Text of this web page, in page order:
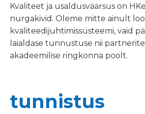
Kvaliteet ja usaldusväärsus on
nurgakivid. Oleme mitte ainult
kvaliteedijuhtimissüsteemi, vaid
laialdase tunnustuse nii
akadeemilise ringkonna poolt.
tunnistus